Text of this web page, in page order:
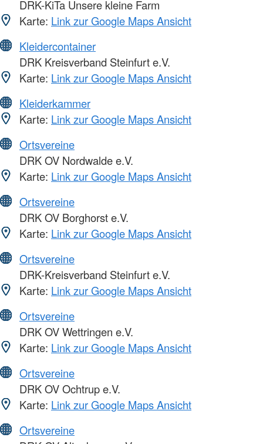
DRK-KiTa Unsere kleine Farm
Karte: Link zur Google Maps Ansicht
Kleidercontainer
DRK Kreisverband Steinfurt e.V.
Karte: Link zur Google Maps Ansicht
Kleiderkammer
Karte: Link zur Google Maps Ansicht
Ortsvereine
DRK OV Nordwalde e.V.
Karte: Link zur Google Maps Ansicht
Ortsvereine
DRK OV Borghorst e.V.
Karte: Link zur Google Maps Ansicht
Ortsvereine
DRK-Kreisverband Steinfurt e.V.
Karte: Link zur Google Maps Ansicht
Ortsvereine
DRK OV Wettringen e.V.
Karte: Link zur Google Maps Ansicht
Ortsvereine
DRK OV Ochtrup e.V.
Karte: Link zur Google Maps Ansicht
Ortsvereine